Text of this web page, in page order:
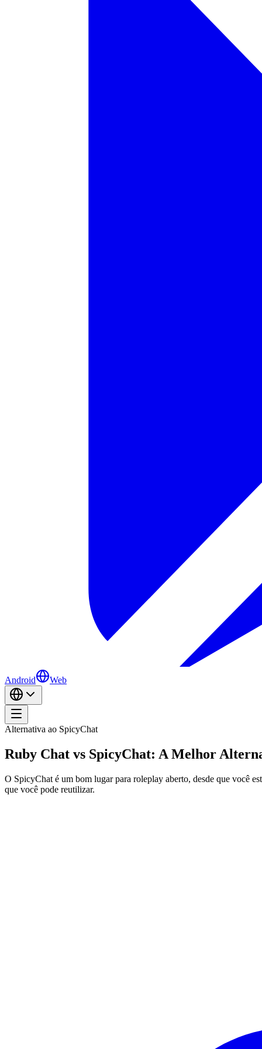
Android Web
Alternativa ao SpicyChat
Ruby Chat vs SpicyChat: A Melhor
O SpicyChat é um bom lugar para roleplay aberto, desde que você
que você pode reutilizar.